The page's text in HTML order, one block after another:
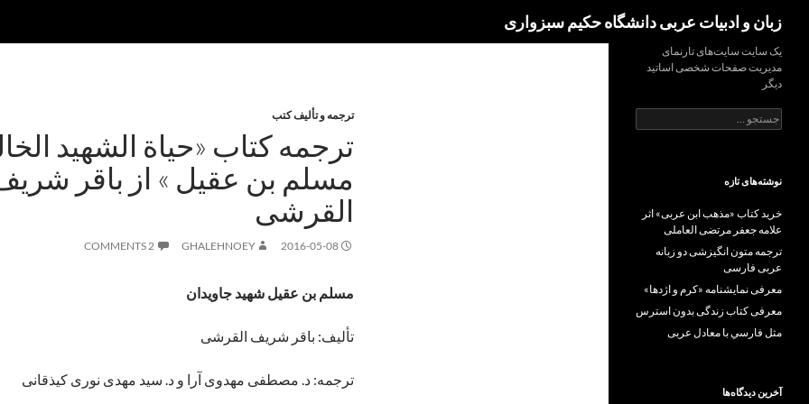
content
زبان و ادبیات عربی دانشگاه حکیم سبزواری
ترجمه و تألیف کتب
ترجمه کتاب «حیاة الشهید
مسلم بن عقیل » از باقر
القرشی
2016-05-08
GHALEHNOEY
2 COMMENTS
مسلم بن عقیل شهید جاویدان
تألیف: باقر شریف القرشی
ترجمه: د. مصطفی مهدوی آرا و د. سید مهدی نوری کیذقانی
یک سایت سایت‌های تارنمای
مدیریت صفحات شخصی اساتید
دیگر
جستجو
برای:
نوشته‌های تازه
خرید کتاب «مذهب ابن عربی» اثر
علامه جعفر مرتضی العاملی
ترجمه متون انگیزشی دو زبانه
عربی فارسی
معرفی نمایشنامه «کرم و اژدها»
معرفی کتاب زندگی بدون استرس
مثل فارسي با معادل عربی
آخرین دیدگاه‌ها